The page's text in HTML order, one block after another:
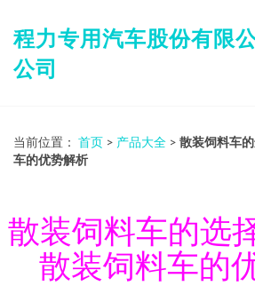
程力专用汽车股份有限
公司
当前位置： 首页 > 产品大全 > 散装饲料车
车的优势解析
散装饲料车的选
散装饲料车的